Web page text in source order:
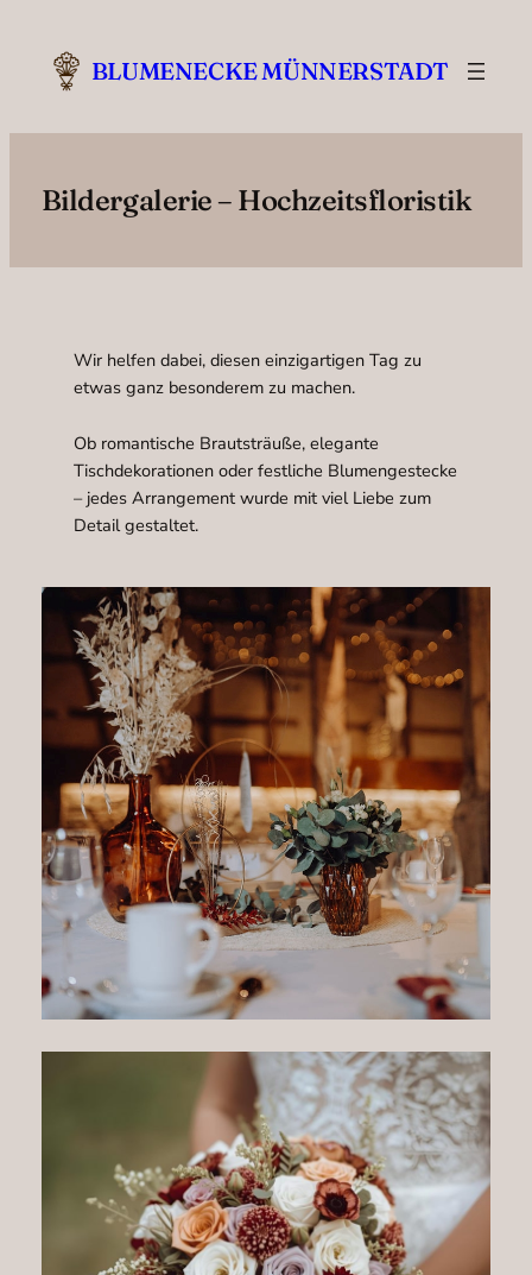
springen
BLUMENECKE MÜNNERSTADT
Bildergalerie – Hochzeitsfloristik
Wir helfen dabei, diesen einzigartigen Tag zu
etwas ganz besonderem zu machen.
Ob romantische Brautsträuße, elegante
Tischdekorationen oder festliche Blumengestecke
– jedes Arrangement wurde mit viel Liebe zum
Detail gestaltet.